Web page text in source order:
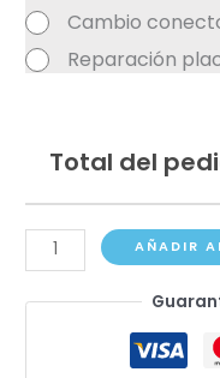
Cambio
Reparación
Total del
iPad
9
A2602,
AÑADIR